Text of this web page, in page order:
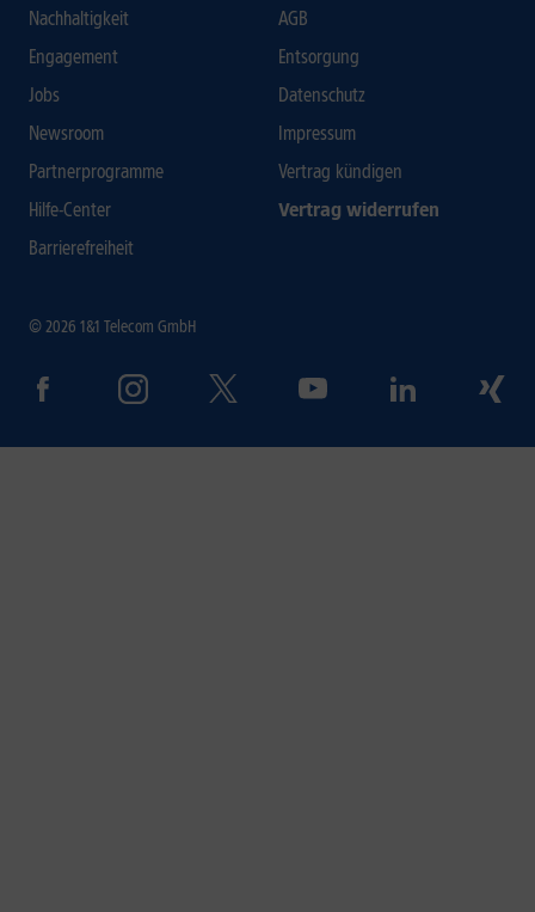
Nachhaltigkeit
Engagement
Jobs
Newsroom
Partnerprogramme
Hilfe-Center
Barrierefreiheit
AGB
Entsorgung
Datenschutz
Impressum
Vertrag kündigen
Vertrag widerrufen
© 2026 1&1 Telecom GmbH